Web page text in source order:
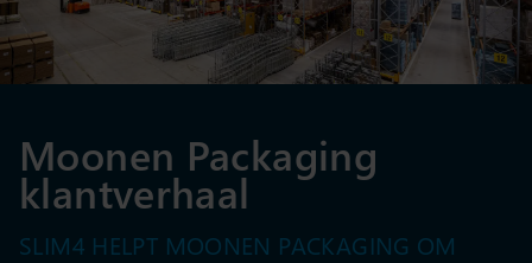
Moonen Packaging
klantverhaal
SLIM4 HELPT MOONEN PACKAGING OM